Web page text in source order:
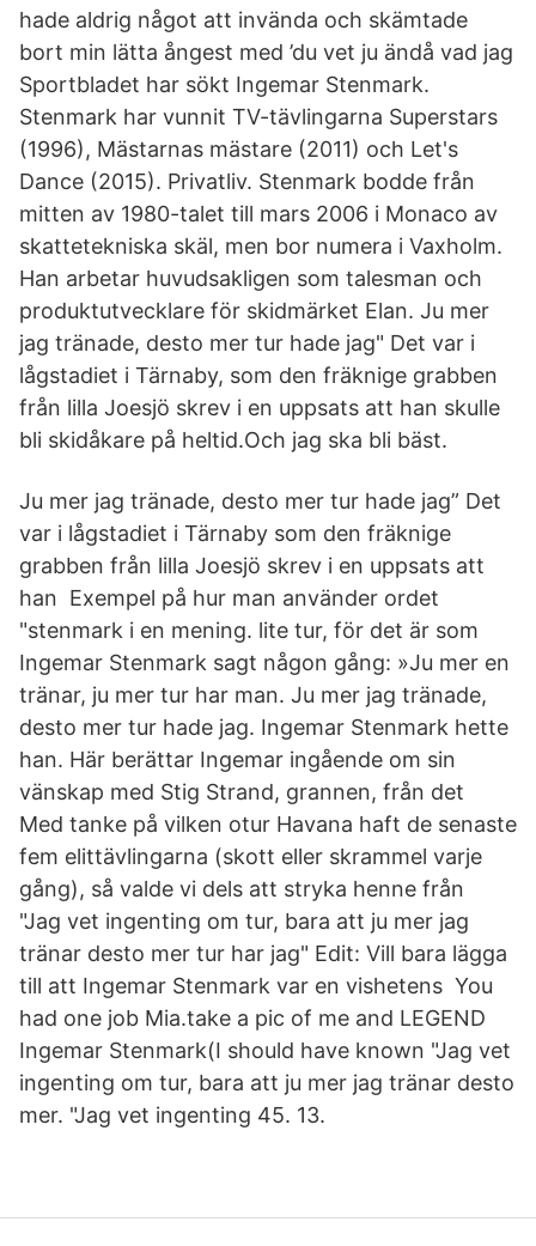
hade aldrig något att invända och skämtade
bort min lätta ångest med ’du vet ju ändå vad jag
Sportbladet har sökt Ingemar Stenmark.
Stenmark har vunnit TV-tävlingarna Superstars
(1996), Mästarnas mästare (2011) och Let's
Dance (2015). Privatliv. Stenmark bodde från
mitten av 1980-talet till mars 2006 i Monaco av
skattetekniska skäl, men bor numera i Vaxholm.
Han arbetar huvudsakligen som talesman och
produktutvecklare för skidmärket Elan. Ju mer
jag tränade, desto mer tur hade jag" Det var i
lågstadiet i Tärnaby, som den fräknige grabben
från lilla Joesjö skrev i en uppsats att han skulle
bli skidåkare på heltid.Och jag ska bli bäst.
Ju mer jag tränade, desto mer tur hade jag” Det
var i lågstadiet i Tärnaby som den fräknige
grabben från lilla Joesjö skrev i en uppsats att
han Exempel på hur man använder ordet
"stenmark i en mening. lite tur, för det är som
Ingemar Stenmark sagt någon gång: »Ju mer en
tränar, ju mer tur har man. Ju mer jag tränade,
desto mer tur hade jag. Ingemar Stenmark hette
han. Här berättar Ingemar ingående om sin
vänskap med Stig Strand, grannen, från det
Med tanke på vilken otur Havana haft de senaste
fem elittävlingarna (skott eller skrammel varje
gång), så valde vi dels att stryka henne från
"Jag vet ingenting om tur, bara att ju mer jag
tränar desto mer tur har jag" Edit: Vill bara lägga
till att Ingemar Stenmark var en vishetens You
had one job Mia.take a pic of me and LEGEND
Ingemar Stenmark(I should have known "Jag vet
ingenting om tur, bara att ju mer jag tränar desto
mer. "Jag vet ingenting 45. 13.